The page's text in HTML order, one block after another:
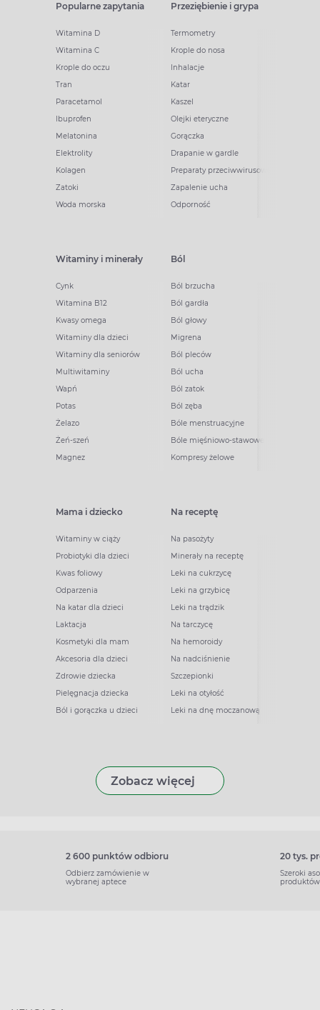
Popularne zapytania
Witamina D
Witamina C
Krople do oczu
Tran
Paracetamol
Ibuprofen
Melatonina
Elektrolity
Kolagen
Zatoki
Woda morska
Przeziębienie i grypa
Termometry
Krople do nosa
Inhalacje
Katar
Kaszel
Olejki eteryczne
Gorączka
Drapanie w gardle
Preparaty przeciwwirusowe
Zapalenie ucha
Odporność
Witaminy i minerały
Cynk
Witamina B12
Kwasy omega
Witaminy dla dzieci
Witaminy dla seniorów
Multiwitaminy
Wapń
Potas
Żelazo
Żeń-szeń
Magnez
Ból
Ból brzucha
Ból gardła
Ból głowy
Migrena
Ból pleców
Ból ucha
Ból zatok
Ból zęba
Bóle menstruacyjne
Bóle mięśniowo-stawowe
Kompresy żelowe
Mama i dziecko
Witaminy w ciąży
Probiotyki dla dzieci
Kwas foliowy
Odparzenia
Na katar dla dzieci
Laktacja
Kosmetyki dla mam
Akcesoria dla dzieci
Zdrowie dziecka
Pielęgnacja dziecka
Ból i gorączka u dzieci
Na receptę
Na pasożyty
Minerały na receptę
Leki na cukrzycę
Leki na grzybicę
Leki na trądzik
Na tarczycę
Na hemoroidy
Na nadciśnienie
Szczepionki
Leki na otyłość
Leki na dnę moczanową
Zobacz więcej
2 600 punktów odbioru
Odbierz zamówienie w
wybranej aptece
20 tys.
Szeroki
produktów